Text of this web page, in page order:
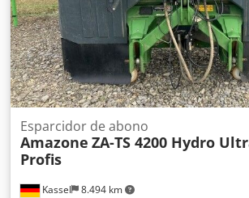
Kassel 8.494 km
Esparcidor de abono
Amazone ZA-TS 4200 Hydro
Profis